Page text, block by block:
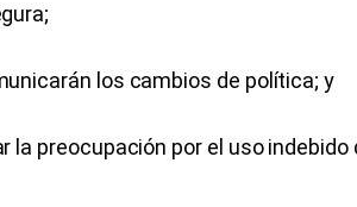
los cambios de política; y
la preocupación por el uso